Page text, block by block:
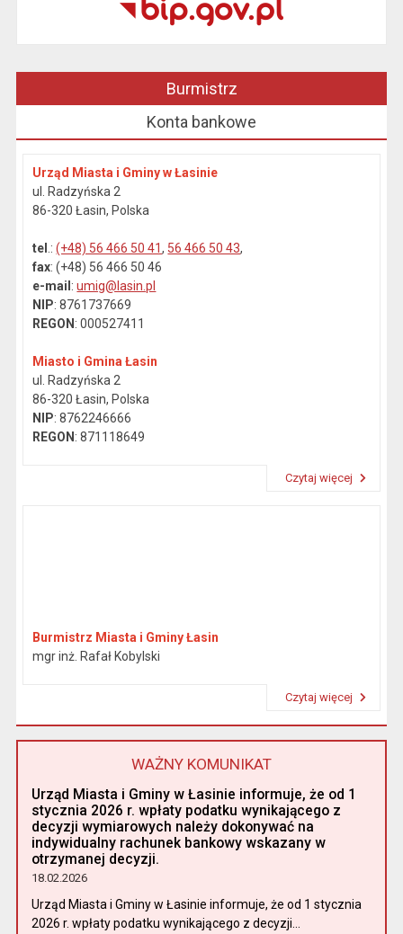
Burmistrz
Konta bankowe
Urząd Miasta i Gminy w Łasinie
ul. Radzyńska 2
86-320 Łasin, Polska
tel .:(+48) 56 466 50 41, 56 466 50 43,
fax: (+48) 56 466 50 46
e-mail :umig@lasin.pl
NIP: 8761737669
REGON : 000527411
Miasto i Gmina Łasin
ul. Radzyńska 2
86-320 Łasin, Polska
NIP: 8762246666
REGON : 871118649
Czytaj więcej
Burmistrz Miasta i Gminy Łasin
mgr inż. Rafał Kobylski
Czytaj więcej
WAŻNY KOMUNIKAT
Urząd Miasta i Gminy w Łasinie informuje, że od 1
stycznia 2026 r. wpłaty podatku wynikającego z
decyzji wymiarowych należy dokonywać na
indywidualny rachunek bankowy wskazany w
otrzymanej decyzji.
18.02.2026
Urząd Miasta i Gminy w Łasinie informuje, że od 1 stycznia
2026 r. wpłaty podatku wynikającego z decyzji...